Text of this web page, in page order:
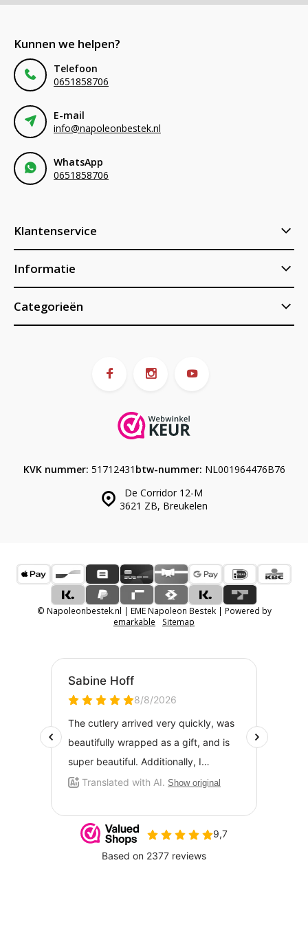
Kunnen we helpen?
Telefoon
0651858706
E-mail
info@napoleonbestek.nl
WhatsApp
0651858706
Klantenservice
Informatie
Categorieën
De Corridor 12-M
3621 ZB, Breukelen
KVK nummer: 51712431 btw-nummer: NL001964476B76
© Napoleonbestek.nl | EME Napoleon Bestek | Powered by
emarkable
Sitemap